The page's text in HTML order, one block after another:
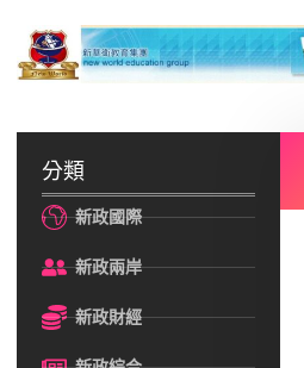
分類
新政國際
新政兩岸
新政財經